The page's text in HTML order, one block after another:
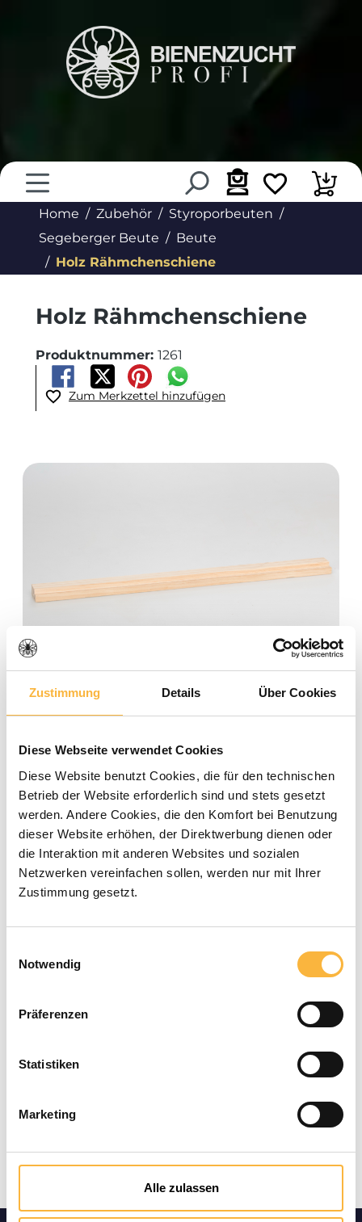
Zustimmung Details Über Cookies
Diese Webseite verwendet Cookies
Diese Website benutzt Cookies, die für den technischen
Betrieb der Website erforderlich sind und stets gesetzt
werden. Andere Cookies, die den Komfort bei Benutzung
dieser Website erhöhen, der Direktwerbung dienen oder
die Interaktion mit anderen Websites und sozialen
Netzwerken vereinfachen sollen, werden nur mit Ihrer
Zustimmung gesetzt.
Notwendig
Präferenzen
Statistiken
Marketing
Alle zulassen
Home Zubehör
Styroporbeuten
Segeberger Beute
Beute
Holz Rähmchenschiene
Holz Rähmchenschiene
Produktnummer: 1261
Zum Merkzettel hinzufügen
Bildergalerie überspringen
Durchschnittliche Bewertung von 0 von 5 Sternen
0 Bewertungen
0,79 €*
Preise inkl. MwSt. zzgl. Versandkosten
Verfügbar in der angegebenen Lieferzeit
Produkt Anzahl: Gib den